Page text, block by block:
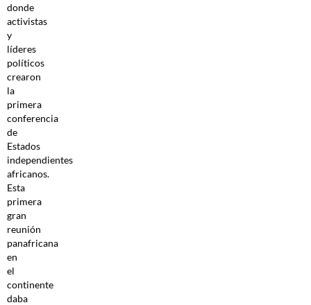
donde
activistas
y
líderes
políticos
crearon
la
primera
conferencia
de
Estados
independientes
africanos.
Esta
primera
gran
reunión
panafricana
en
el
continente
daba